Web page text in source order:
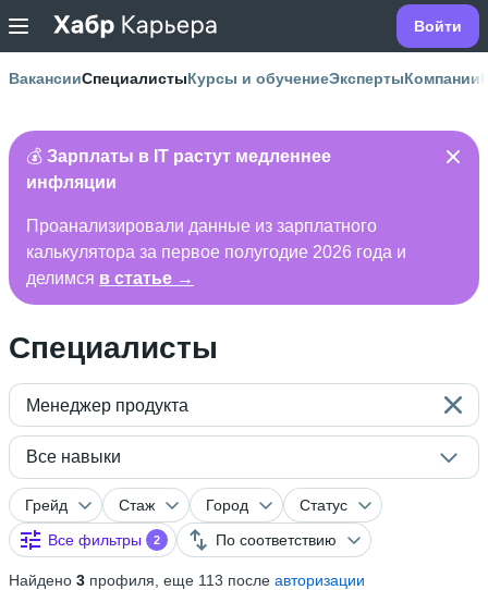
Войти
ВакансииСпециалистыКурсы и обучениеЭкспертыКомпании
💰 Зарплаты в IT растут медленнее
инфляции
Проанализировали данные из зарплатного
калькулятора за первое полугодие 2026 года и
делимся в статье →
Специалисты
Менеджер продукта
Все навыки
Грейд Стаж Город
Статус
Все фильтры
2 По соответствию
Найдено 3 профиля, еще 113 после авторизации